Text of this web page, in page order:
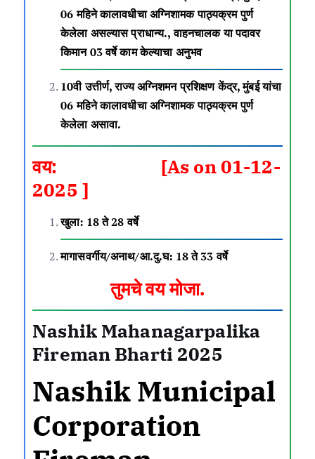
06 महिने कालावधीचा अग्निशामक पाठ्यक्रम पुर्ण
केलेला असल्यास प्राधान्य., वाहनचालक या पदावर
किमान 03 वर्षे काम केल्याचा अनुभव
10वी उत्तीर्ण, राज्य अग्निशमन प्रशिक्षण केंद्र, मुंबई यांचा
06 महिने कालावधीचा अग्निशामक पाठ्यक्रम पुर्ण
केलेला असावा.
वय: [As on 01-12-
2025 ]
खुला: 18 ते 28 वर्षे
मागासवर्गीय/अनाथ/आ.दु.घ: 18 ते 33 वर्षे
तुमचे वय मोजा.
Nashik Mahanagarpalika
Fireman Bharti 2025
Nashik Municipal
Corporation